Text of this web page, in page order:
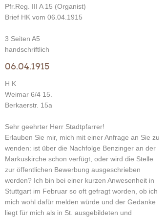
Pfr.Reg. III A 15 (Organist)
Brief HK vom 06.04.1915
3 Seiten A5
handschriftlich
06.04.1915
H K
Weimar 6/4 15.
Berkaerstr. 15a
Sehr geehrter Herr Stadtpfarrer!
Erlauben Sie mir, mich mit einer Anfrage an Sie zu
wenden: ist über die Nachfolge Benzinger an der
Markuskirche schon verfügt, oder wird die Stelle
zur öffentlichen Bewerbung ausgeschrieben
werden? Ich bin bei einer kurzen Anwesenheit in
Stuttgart im Februar so oft gefragt worden, ob ich
mich wohl dafür melden würde und der Gedanke
liegt für mich als in St. ausgebildeten und